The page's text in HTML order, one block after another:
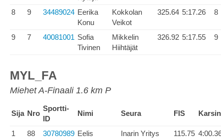
8 9 34489024 Eerika
Konu
Kokkolan
Veikot
325.64 5:17.26 8
9 7 40081001 Sofia
Tivinen
Mikkelin
Hiihtäjät
326.92 5:17.55 9
MYL_FA
Miehet A-Finaali 1.6 km P
Sija Nro
Sportti-
ID
Nimi Seura FIS
1 88 30780989 Eelis
Inarin Yritys 115.75